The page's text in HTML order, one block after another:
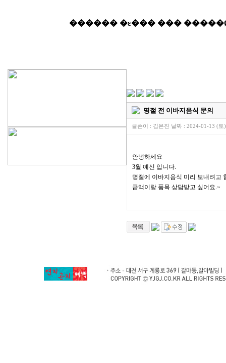
명절 전 이바지음식 문의
글쓴이 : 김은진 날짜 : 2024-01-13 (토
안녕하세요
3월 예신 입니다.
명절에 이바지음식 미리 보내려고
금액이랑 품목 상담받고 싶어요.~